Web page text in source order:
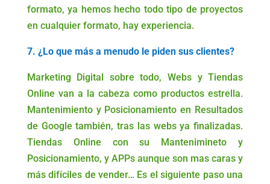
formato, ya hemos hecho todo tipo de proyectos
en cualquier formato, hay experiencia.
7. ¿Lo que más a menudo le piden sus clientes?
Marketing Digital sobre todo, Webs y Tiendas
Online van a la cabeza como productos estrella.
Mantenimiento y Posicionamiento en Resultados
de Google también, tras las webs ya finalizadas.
Tiendas Online con su Mantenimineto y
Posicionamiento, y APPs aunque son mas caras y
más difíciles de vender… Es el siguiente paso una